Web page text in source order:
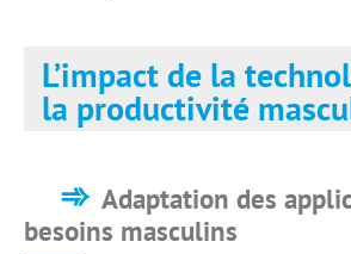
L’impact de la
la productivité
Adaptation des
besoins masculins